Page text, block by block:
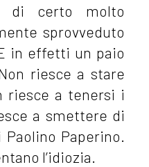
di certo molto
sprovveduto
in effetti un paio
riesce a stare
riesce a tenersi i
a smettere di
Paperino.
l’idiozia.